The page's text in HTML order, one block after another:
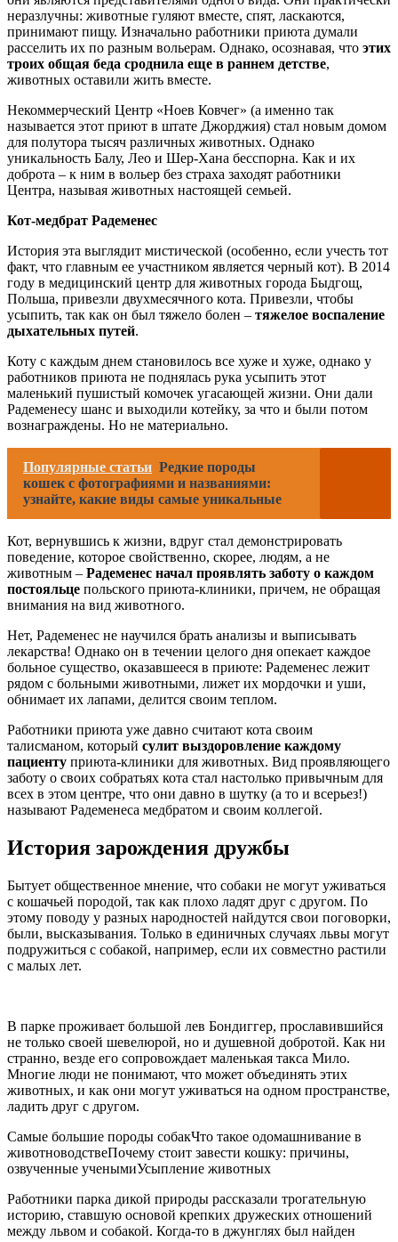
неразлучны: животные гуляют вместе, спят, ласкаются,
принимают пищу. Изначально работники приюта думали
расселить их по разным вольерам. Однако, осознавая, что этих
троих общая беда сроднила еще в раннем детстве,
животных оставили жить вместе.
Некоммерческий Центр «Ноев Ковчег» (а именно так
называется этот приют в штате Джорджия) стал новым домом
для полутора тысяч различных животных. Однако
уникальность Балу, Лео и Шер-Хана бесспорна. Как и их
доброта – к ним в вольер без страха заходят работники
Центра, называя животных настоящей семьей.
Кот-медбрат Радеменес
История эта выглядит мистической (особенно, если учесть тот
факт, что главным ее участником является черный кот). В 2014
году в медицинский центр для животных города Быдгощ,
Польша, привезли двухмесячного кота. Привезли, чтобы
усыпить, так как он был тяжело болен – тяжелое воспаление
дыхательных путей.
Коту с каждым днем становилось все хуже и хуже, однако у
работников приюта не поднялась рука усыпить этот
маленький пушистый комочек угасающей жизни. Они дали
Радеменесу шанс и выходили котейку, за что и были потом
вознаграждены. Но не материально.
Популярные статьи Редкие породы
кошек с фотографиями и названиями:
узнайте, какие виды самые уникальные
Кот, вернувшись к жизни, вдруг стал демонстрировать
поведение, которое свойственно, скорее, людям, а не
животным – Радеменес начал проявлять заботу о каждом
постояльце польского приюта-клиники, причем, не обращая
внимания на вид животного.
Нет, Радеменес не научился брать анализы и выписывать
лекарства! Однако он в течении целого дня опекает каждое
больное существо, оказавшееся в приюте: Радеменес лежит
рядом с больными животными, лижет их мордочки и уши,
обнимает их лапами, делится своим теплом.
Работники приюта уже давно считают кота своим
талисманом, который сулит выздоровление каждому
пациенту приюта-клиники для животных. Вид проявляющего
заботу о своих собратьях кота стал настолько привычным для
всех в этом центре, что они давно в шутку (а то и всерьез!)
называют Радеменеса медбратом и своим коллегой.
История зарождения дружбы
Бытует общественное мнение, что собаки не могут уживаться
с кошачьей породой, так как плохо ладят друг с другом. По
этому поводу у разных народностей найдутся свои поговорки,
были, высказывания. Только в единичных случаях львы могут
подружиться с собакой, например, если их совместно растили
с малых лет.
В парке проживает большой лев Бондиггер, прославившийся
не только своей шевелюрой, но и душевной добротой. Как ни
странно, везде его сопровождает маленькая такса Мило.
Многие люди не понимают, что может объединять этих
животных, и как они могут уживаться на одном пространстве,
ладить друг с другом.
Самые большие породы собакЧто такое одомашнивание в
животноводствеПочему стоит завести кошку: причины,
озвученные ученымиУсыпление животных
Работники парка дикой природы рассказали трогательную
историю, ставшую основой крепких дружеских отношений
между львом и собакой. Когда-то в джунглях был найден